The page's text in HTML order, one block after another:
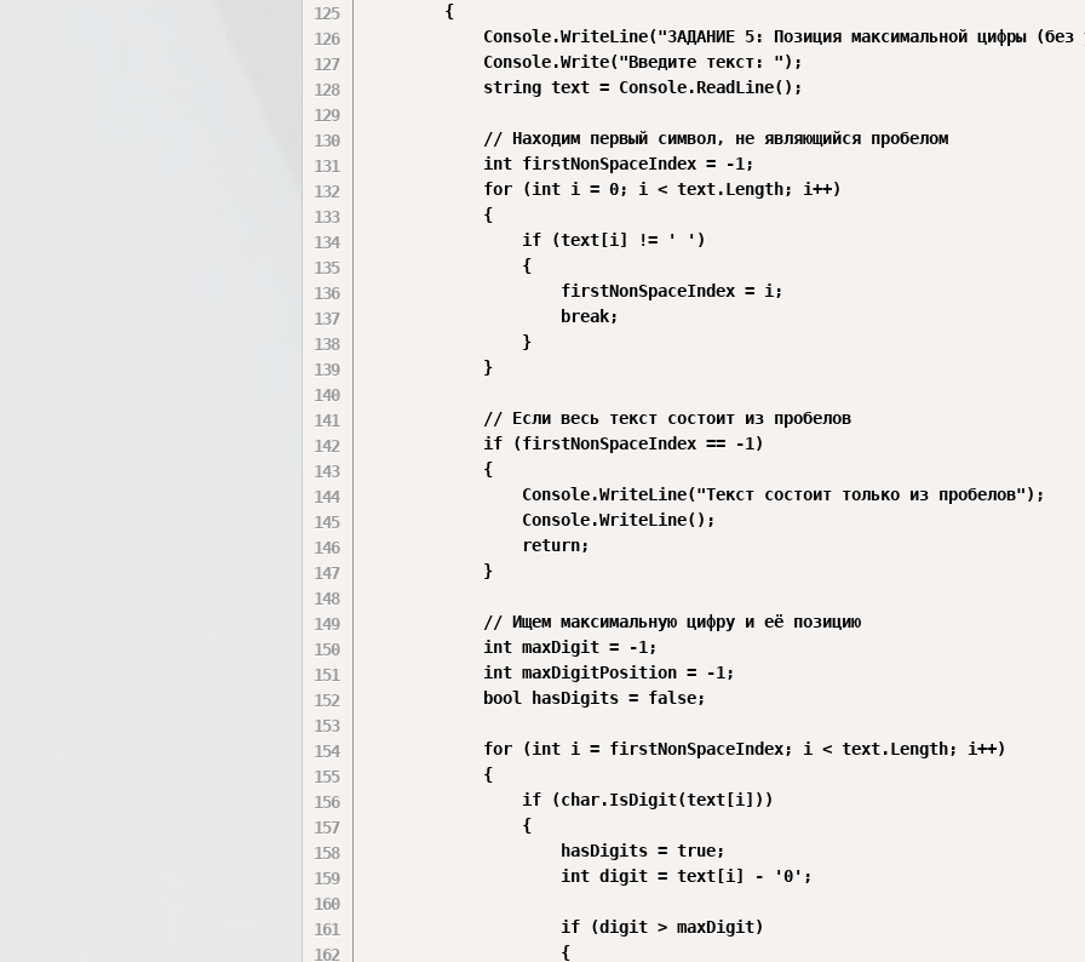
        {
Console.WriteLine("ЗАДАНИЕ 5: Позиция максимальной цифры (без
            Console.Write("Введите текст: ");
            string text = Console.ReadLine();
            // Находим первый символ, не являющийся пробелом
            int firstNonSpaceIndex = -1;
            for (int i = 0; i < text.Length; i++)
            {
                if (text[i] != ' ')
                {
                    firstNonSpaceIndex = i;
                    break;
                }
            }
            // Если весь текст состоит из пробелов
            if (firstNonSpaceIndex == -1)
            {
                Console.WriteLine("Текст состоит только из пробелов");
                Console.WriteLine();
                return;
            }
            // Ищем максимальную цифру и её позицию
            int maxDigit = -1;
            int maxDigitPosition = -1;
            bool hasDigits = false;
            for (int i = firstNonSpaceIndex; i < text.Length; i++)
            {
                if (char.IsDigit(text[i]))
                {
                    hasDigits = true;
                    int digit = text[i] - '0';
                    if (digit > maxDigit)
                    {